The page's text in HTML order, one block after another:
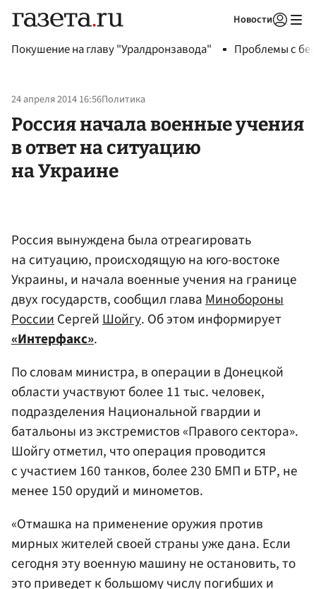
Новости
Покушение на главу "Уралдронзавода" Проблемы с
24 апреля 2014 16:56Политика
Россия начала военные учения
в ответ на ситуацию
на Украине
Россия вынуждена была отреагировать
на ситуацию, происходящую на юго-востоке
Украины, и начала военные учения на границе
двух государств, сообщил главаМинобороны
РоссииСергейШойгу. Об этом информирует
«Интерфакс».
По словам министра, в операции в Донецкой
области участвуют более 11 тыс. человек,
подразделения Национальной гвардии и
батальоны из экстремистов «Правого сектора».
Шойгу отметил, что операция проводится
с участием 160 танков, более 230 БМП и БТР, не
менее 150 орудий и минометов.
«Отмашка на применение оружия против
мирных жителей своей страны уже дана. Если
сегодня эту военную машину не остановить, то
это приведет к большому числу погибших и